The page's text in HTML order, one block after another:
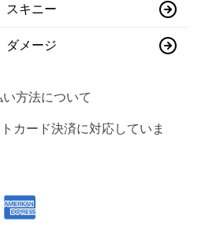
スキニー
ダメージ
い方法について
カード決済に対応していま